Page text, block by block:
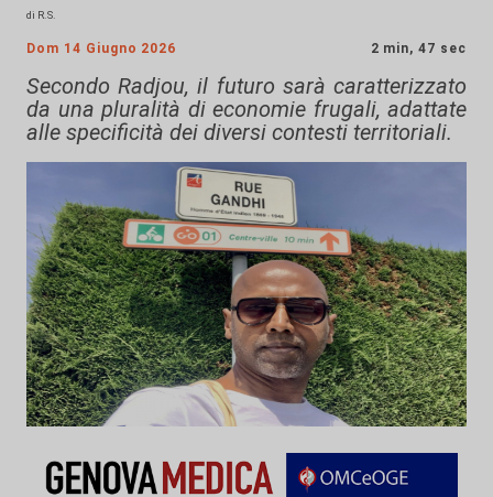
di R.S.
Dom 14 Giugno 2026 2 min, 47 sec
Secondo Radjou, il futuro sarà caratterizzato
da una pluralità di economie frugali, adattate
alle specificità dei diversi contesti territoriali.